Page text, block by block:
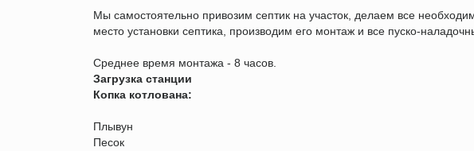
Мы самостоятельно привозим септик на участок, делаем все
место установки септика, производим его монтаж и все пуско-
Среднее время монтажа - 8 часов.
Загрузка станции
Копка котлована:
Плывун
Песок